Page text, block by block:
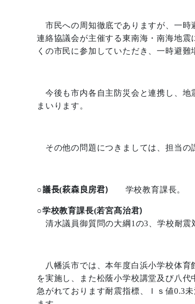
市民への周知徹底でありますが、一時
連絡協議会が主催する東南海・南海地
くの市民に参加していただき、一時避
今後も市内各自主防災会と連携し、地
まいります。
その他の問題につきましては、担当の
○議長(萩森良房君) 学校教育課長。
○学校教育課長(若宮髙治君)
清水議員御質問の大綱1 の3 、学校耐
八幡浜市では、本年度白浜小学校体育
を実施し、また松蔭小学校講堂及び八
急がれております耐震指標、Ｉｓ値0.3